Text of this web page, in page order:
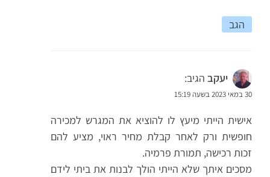
הגב
יעקב הגיב:
30 במאי 2023 בשעה 15:19
אישית הייתי מיעץ לו להוציא את המגרש למכירה
חופשית ורק לאחר קבלת מחיר ראוי, מציע להם
זכות רכישה, תמורת פרמיה.
מסכים איתך שלא הייתי הולך לבנות את ביתי לידם